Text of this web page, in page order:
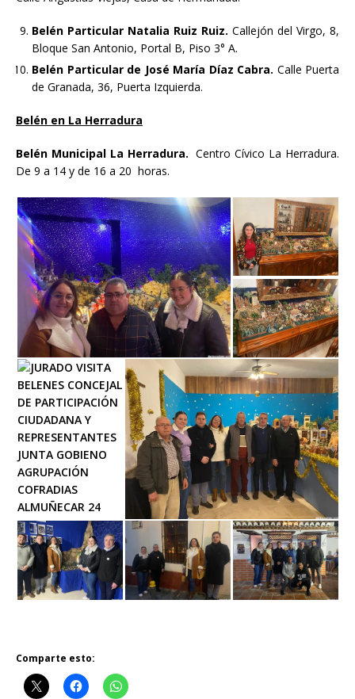
Belén Particular Natalia Ruiz Ruiz. Callejón del Virgo, 8,
Bloque San Antonio, Portal B, Piso 3° A.
Belén Particular de José María Díaz Cabra. Calle Puerta
de Granada, 36, Puerta Izquierda.
Belén en La Herradura
Belén Municipal La Herradura. Centro Cívico La Herradura.
De 9 a 14 y de 16 a 20 horas.
Comparte esto: